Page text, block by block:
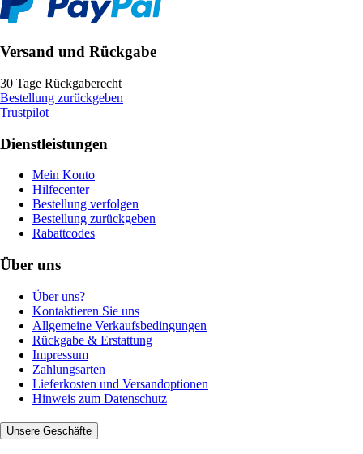
Versand und Rückgabe
30 Tage Rückgaberecht
Bestellung zurückgeben
Trustpilot
Dienstleistungen
Mein Konto
Hilfecenter
Bestellung verfolgen
Bestellung zurückgeben
Rabattcodes
Über uns
Über uns?
Kontaktieren Sie uns
Allgemeine Verkaufsbedingungen
Rückgabe & Erstattung
Impressum
Zahlungsarten
Lieferkosten und Versandoptionen
Hinweis zum Datenschutz
Unsere Geschäfte